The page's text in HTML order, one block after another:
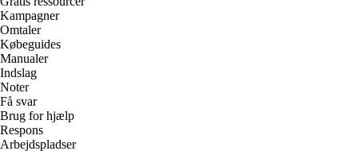
Kampagner
Omtaler
Købeguides
Manualer
Indslag
Noter
Få svar
Brug for hjælp
Respons
Arbejdspladser